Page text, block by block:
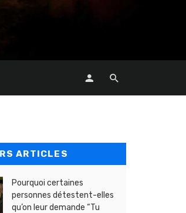
ARTICLES
Pourquoi certaines
personnes détestent-elles
qu’on leur demande “Tu